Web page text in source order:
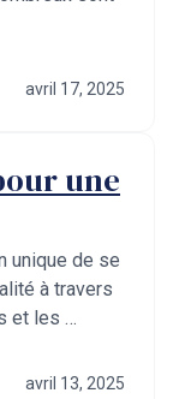
avril 17, 2025
une
unique de se
à travers
et les …
avril 13, 2025